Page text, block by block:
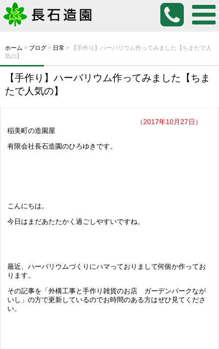
ホーム > ブログ > 日常 >
【手作り】ハーバリウム作ってみました【ちまたで人
気の】
【手作り】ハーバリウム作ってみました【ちま
たで人気の】
（2017年10月27日）
稲美町の造園屋
有限会社長石造園のひろゆきです。
こんにちは。
今日はまだあたたかく過ごしやすいですね。
最近、ハーバリウムづくりにハマっておりまして何個か作ってお
ります。
その記事を「外構工事と手作り雑貨のお店 ガーデンパークなが
いし」の方で更新しているのでお時間のある方はぜひ見てくださ
い。